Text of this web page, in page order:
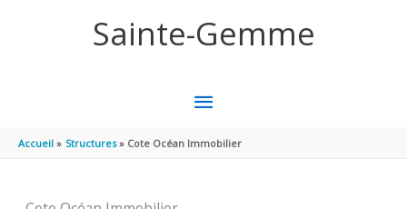
Sainte-Gemme
MENU
PRINCIPAL
Accueil Structures Cote Océan Immobilier